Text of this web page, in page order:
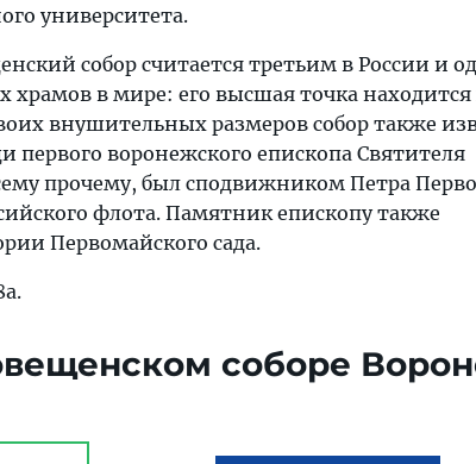
университета.
собор считается третьим в России и
храмов в мире: его высшая точка находится
внушительных размеров собор также
воронежского епископа Святителя
прочему, был сподвижником Петра
флота. Памятник епископу также
Первомайского сада.
соборе